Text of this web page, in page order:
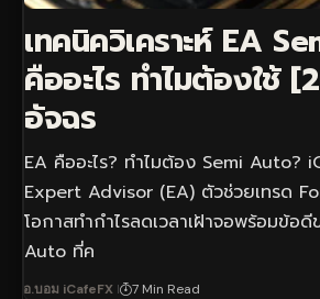
เทคนิควิเคราะห์ EA
คืออะไร ทำไมต้องใช้
อัจฉร
EA คืออะไร? ทำไมต้อง Semi Auto?
Expert Advisor (EA) ตัวช่วยเทรด
โอกาสทำกำไรลดเวลาเฝ้าจอพร้อมข้อดี
Auto ที่ค
อ.บอม iCafeFX 7 Min Read